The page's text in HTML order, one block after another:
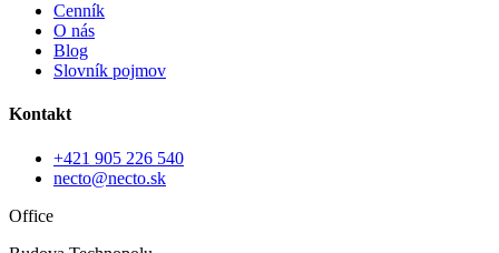
Cenník
O nás
Blog
Slovník pojmov
Kontakt
+421 905 226 540
necto@necto.sk
Office